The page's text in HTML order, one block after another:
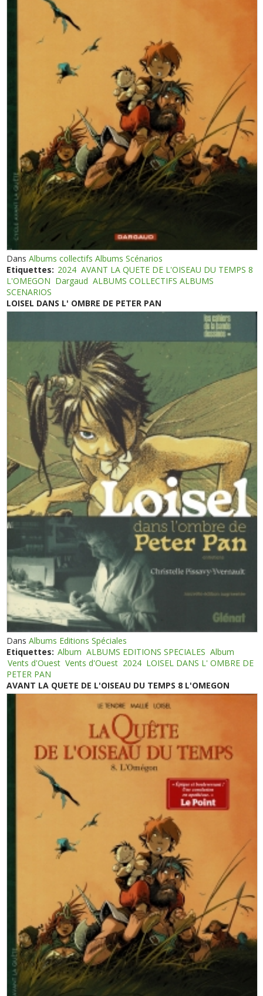
DansAlbums collectifs Albums Scénarios
Etiquettes: 2024 AVANT LA QUETE DE L'OISEAU DU TEMPS 8
L'OMEGON Dargaud ALBUMS COLLECTIFS ALBUMS
SCENARIOS
LOISEL DANS L' OMBRE DE PETER PAN
DansAlbums Editions Spéciales
Etiquettes: Album ALBUMS EDITIONS SPECIALES Album
Vents d'Ouest Vents d'Ouest 2024 LOISEL DANS L' OMBRE DE
PETER PAN
AVANT LA QUETE DE L'OISEAU DU TEMPS 8 L'OMEGON